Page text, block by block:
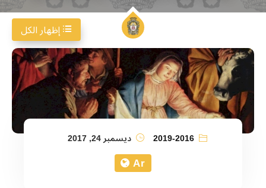
2019-2016 ديسمبر 24, 2017
Ar
إظهار الكل